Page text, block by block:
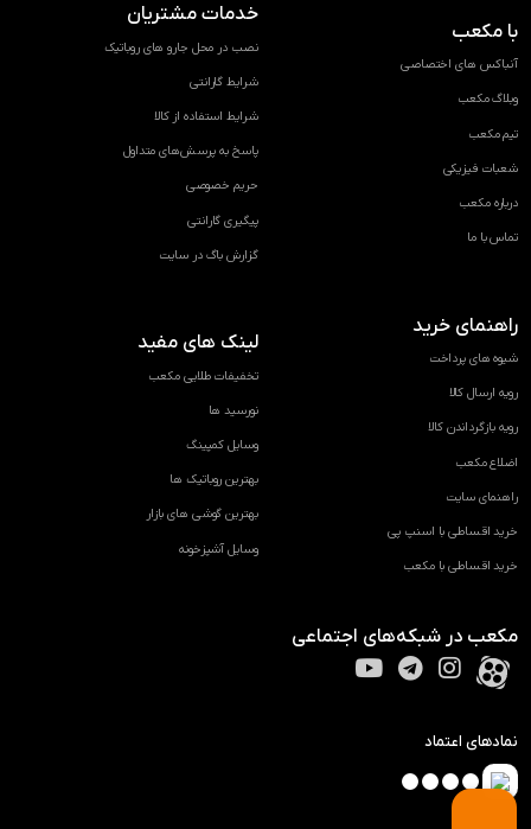
با مکعب
آنباکس های اختصاصی
وبلاگ مکعب
تیم مکعب
شعبات فیزیکی
درباره مکعب
تماس با ما
خدمات مشتریان
نصب در محل جارو های روباتیک
شرایط گارانتی
شرایط استفاده از کالا
پاسخ به پرسش‌های متداول
حریم خصوصی
پیگیری گارانتی
گزارش باگ در سایت
راهنمای خرید
شیوه های پرداخت
رویه ارسال کالا
رویه بازگرداندن کالا
اضلاع مکعب
راهنمای سایت
خرید اقساطی با اسنپ پی
خرید اقساطی با مکعب
لینک های مفید
تخفیفات طلایی مکعب
نورسید ها
وسایل کمپینگ
بهترین روباتیک ها
بهترین گوشی های بازار
وسایل آشپزخونه
مکعب در شبکه‌های اجتماعی
نمادهای اعتماد